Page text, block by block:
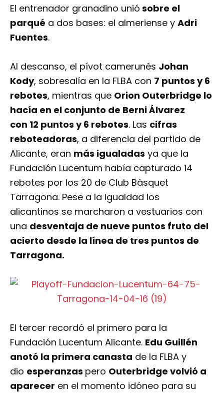
El entrenador granadino unió sobre el
parqué a dos bases: el almeriense y Adri
Fuentes.
Al descanso, el pívot camerunés Johan
Kody, sobresalía en la FLBA con 7 puntos y 6
rebotes, mientras que Orion Outerbridge lo
hacía en el conjunto de Berni Álvarez
con 12 puntos y 6 rebotes. Las cifras
reboteadoras, a diferencia del partido de
Alicante, eran más igualadas ya que la
Fundación Lucentum había capturado 14
rebotes por los 20 de Club Bàsquet
Tarragona. Pese a la igualdad los
alicantinos se marcharon a vestuarios con
una desventaja de nueve puntos fruto del
acierto desde la línea de tres puntos de
Tarragona.
El tercer recordó el primero para la
Fundación Lucentum Alicante. Edu Guillén
anotó la primera canasta de la FLBA y
dio esperanzas pero Outerbridge volvió a
aparecer en el momento idóneo para su